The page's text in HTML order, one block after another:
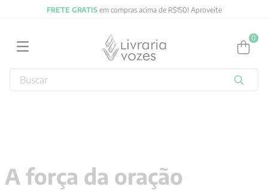
FRETE GRATISem compras acima de R$150! Aproveite
0
Buscar
A força da oração
4º jung